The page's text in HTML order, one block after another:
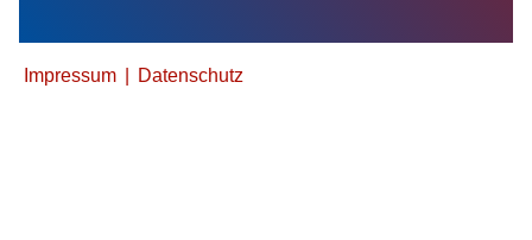
Impressum Datenschutz